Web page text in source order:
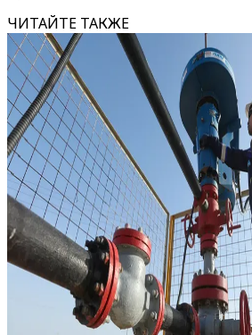
ЧИТАЙТЕ ТАКЖЕ